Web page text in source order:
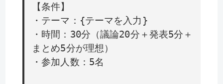
【条件】
・テーマ：{テーマを入力}
・時間：30分（議論20分＋発表5分＋
まとめ5分が理想）
・参加人数：5名